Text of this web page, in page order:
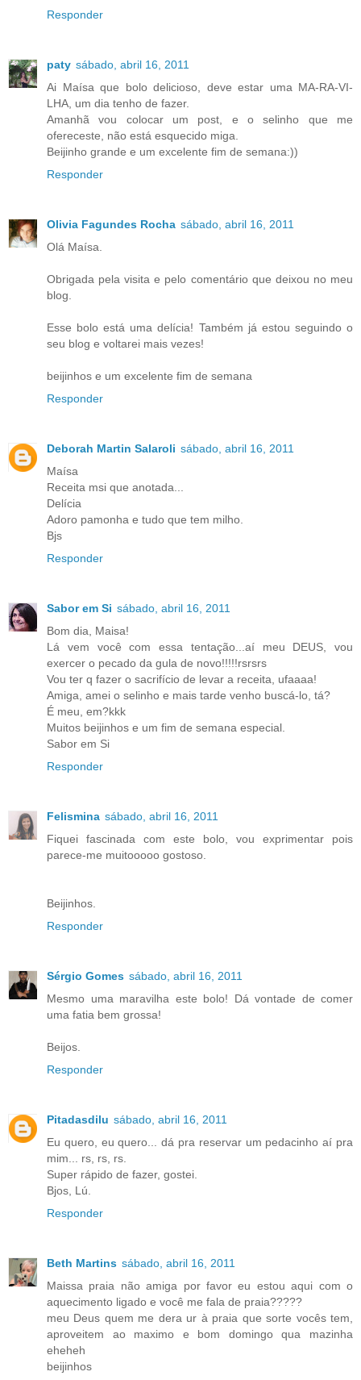
Responder
paty sábado, abril 16, 2011
Ai Maísa que bolo delicioso, deve estar uma MA-RA-VI-
LHA, um dia tenho de fazer.
Amanhã vou colocar um post, e o selinho que me
ofereceste, não está esquecido miga.
Beijinho grande e um excelente fim de semana:))
Responder
Olivia Fagundes Rocha sábado, abril 16, 2011
Olá Maísa.
Obrigada pela visita e pelo comentário que deixou no meu
blog.
Esse bolo está uma delícia! Também já estou seguindo o
seu blog e voltarei mais vezes!
beijinhos e um excelente fim de semana
Responder
Deborah Martin Salaroli sábado, abril 16, 2011
Maísa
Receita msi que anotada...
Delícia
Adoro pamonha e tudo que tem milho.
Bjs
Responder
Sabor em Si sábado, abril 16, 2011
Bom dia, Maisa!
Lá vem você com essa tentação...aí meu DEUS, vou
exercer o pecado da gula de novo!!!!!rsrsrs
Vou ter q fazer o sacrifício de levar a receita, ufaaaa!
Amiga, amei o selinho e mais tarde venho buscá-lo, tá?
É meu, em?kkk
Muitos beijinhos e um fim de semana especial.
Sabor em Si
Responder
Felismina sábado, abril 16, 2011
Fiquei fascinada com este bolo, vou exprimentar pois
parece-me muitooooo gostoso.
Beijinhos.
Responder
Sérgio Gomes sábado, abril 16, 2011
Mesmo uma maravilha este bolo! Dá vontade de comer
uma fatia bem grossa!
Beijos.
Responder
Pitadasdilu sábado, abril 16, 2011
Eu quero, eu quero... dá pra reservar um pedacinho aí pra
mim... rs, rs, rs.
Super rápido de fazer, gostei.
Bjos, Lú.
Responder
Beth Martins sábado, abril 16, 2011
Maissa praia não amiga por favor eu estou aqui com o
aquecimento ligado e você me fala de praia?????
meu Deus quem me dera ur à praia que sorte vocês tem,
aproveitem ao maximo e bom domingo qua mazinha
eheheh
beijinhos